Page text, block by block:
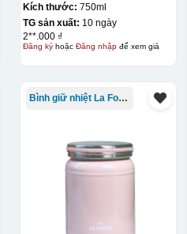
dán xong (chưa nung)
Kích thước: 750ml
TG sản xuất: 10 ngày
2**.000 ₫
Đăng kýhoặc Đăng nhậpđể xem giá
Bình giữ nhiệt La Fonte